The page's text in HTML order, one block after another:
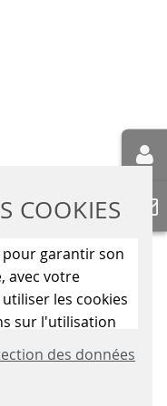
COOKIES
pour garantir son
avec votre
les cookies
sur l'utilisation
permanence.
uniquement
l'utilisation
des données